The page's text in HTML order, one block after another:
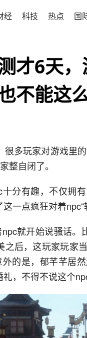
经 科技 热点 国
才6天
不能这
很多玩家对游戏里
整自闭了。
十分有趣，不仅拥
一点疯狂对着npc“
就开始说骚话。
之后，这玩家玩家
的是，郁芊芊居
，不得不说这个